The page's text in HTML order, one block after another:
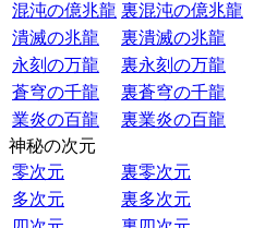
混沌の億兆龍 裏混沌の億兆龍
潰滅の兆龍
裏潰滅の兆龍
永刻の万龍
裏永刻の万龍
蒼穹の千龍
裏蒼穹の千龍
業炎の百龍
裏業炎の百龍
神秘の次元
零次元
裏零次元
多次元
裏多次元